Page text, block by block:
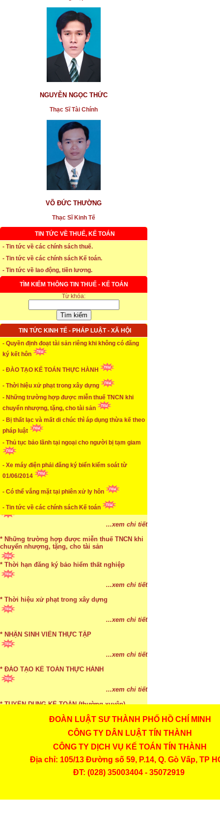
NGUYỄN NGỌC THỨC
Thạc Sĩ Tài Chính
VÕ ĐỨC THƯỜNG
Thạc Sĩ Kinh Tế
TIN TỨC VỀ THUẾ, KẾ TOÁN
- Tin tức về các chính sách thuế.
- Tin tức về các chính sách Kế toán.
- Tin tức về lao động, tiền lương.
TÌM KIẾM THÔNG TIN THUẾ - KẾ TOÁN
Từ khóa:
TIN TỨC KINH TẾ - PHÁP LUẬT - XÃ HỘI
- Quyền định đoạt tài sản riêng khi không có đăng
ký kết hôn
- ĐÀO TẠO KẾ TOÁN THỰC HÀNH
- Thời hiệu xử phạt trong xây dựng
- Những trường hợp được miễn thuế TNCN khi
chuyển nhượng, tặng, cho tài sản
- Bị thất lạc và mất di chúc thì áp dụng thừa kế theo
pháp luật
- Thủ tục bảo lãnh tại ngoại cho người bị tạm giam
- Xe máy điện phải đăng ký biển kiểm soát từ
01/06/2014
- Có thể vắng mặt tại phiên xử ly hôn
- Tin tức về các chính sách Kế toán
* Thời hạn đăng ký bảo hiểm thất nghiệp
...xem chi tiết
* NHẬN SINH VIÊN THỰC TẬP
* ĐÀO TẠO KẾ TOÁN THỰC HÀNH
...xem chi tiết
* TUYỂN DỤNG KẾ TOÁN (thường xuyên)
* Cách chọn màu phù hợp theo phong thuỷ
...xem chi tiết
* Mức phạt khi chậm nộp báo cáo thuế
...xem chi tiết
* Lập di chúc bằng miệng có cần đi công chứng
* Những trường hợp được miễn thuế TNCN khi
chuyển nhượng, tặng, cho tài sản
theo pháp luật
...xem chi tiết
* Thời hạn đăng ký bảo hiểm thất nghiệp
* Thời hiệu xử phạt trong xây dựng
* NHẬN SINH VIÊN THỰC TẬP
* ĐÀO TẠO KẾ TOÁN THỰC HÀNH
...xem chi tiết
* TUYỂN DỤNG KẾ TOÁN (thường xuyên)
...xem chi tiết
* Cách chọn màu phù hợp theo phong thuỷ
...xem chi tiết
ĐOÀN LUẬT SƯ THÀNH PHỐ HỒ CHÍ MINH
CÔNG TY DÂN LUẬT TÍN THÀNH
CÔNG TY DỊCH VỤ KẾ TOÁN TÍN THÀNH
Địa chỉ: 105/13 Đường số 59, P.14, Q. Gò Vấp, TP
ĐT: (028) 35003404 - 35072919